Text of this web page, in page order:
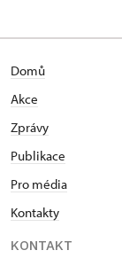
Domů
Akce
Zprávy
Publikace
Pro média
Kontakty
KONTAKT